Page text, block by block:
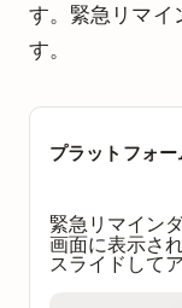
す。緊急リマイ
す。
プラットフォ
緊急リマイン
画面に表示さ
スライドして